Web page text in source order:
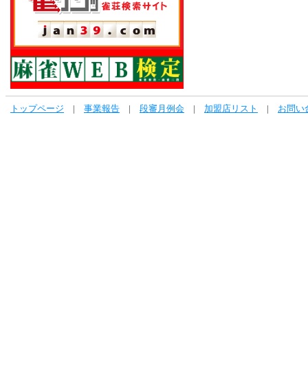
トップページ | 事業報告 | 段審月例会 | 加盟店リスト | お問い